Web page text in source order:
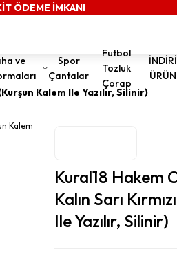
ÖDEME İMKANI
ve
Spor
Çantalar
Futbol
Tozluk
Çorap
Kalem Ile Yazılır, Silinir)
Kural18 Hakem
Kalın Sarı
Ile Yazılır, Silinir)